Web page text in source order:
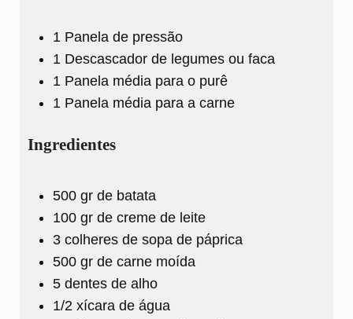
1 Panela de pressão
1 Descascador de legumes ou faca
1 Panela média para o purê
1 Panela média para a carne
Ingredientes
500 gr de batata
100 gr de creme de leite
3 colheres de sopa de páprica
500 gr de carne moída
5 dentes de alho
1/2 xícara de água